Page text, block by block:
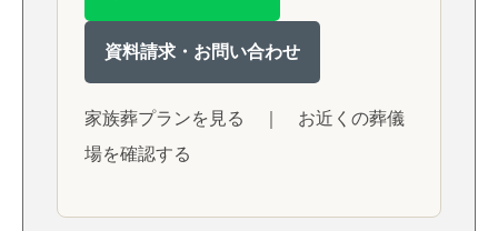
資料請求・お問い合わせ
家族葬プランを見る
お近くの葬儀
場を確認する